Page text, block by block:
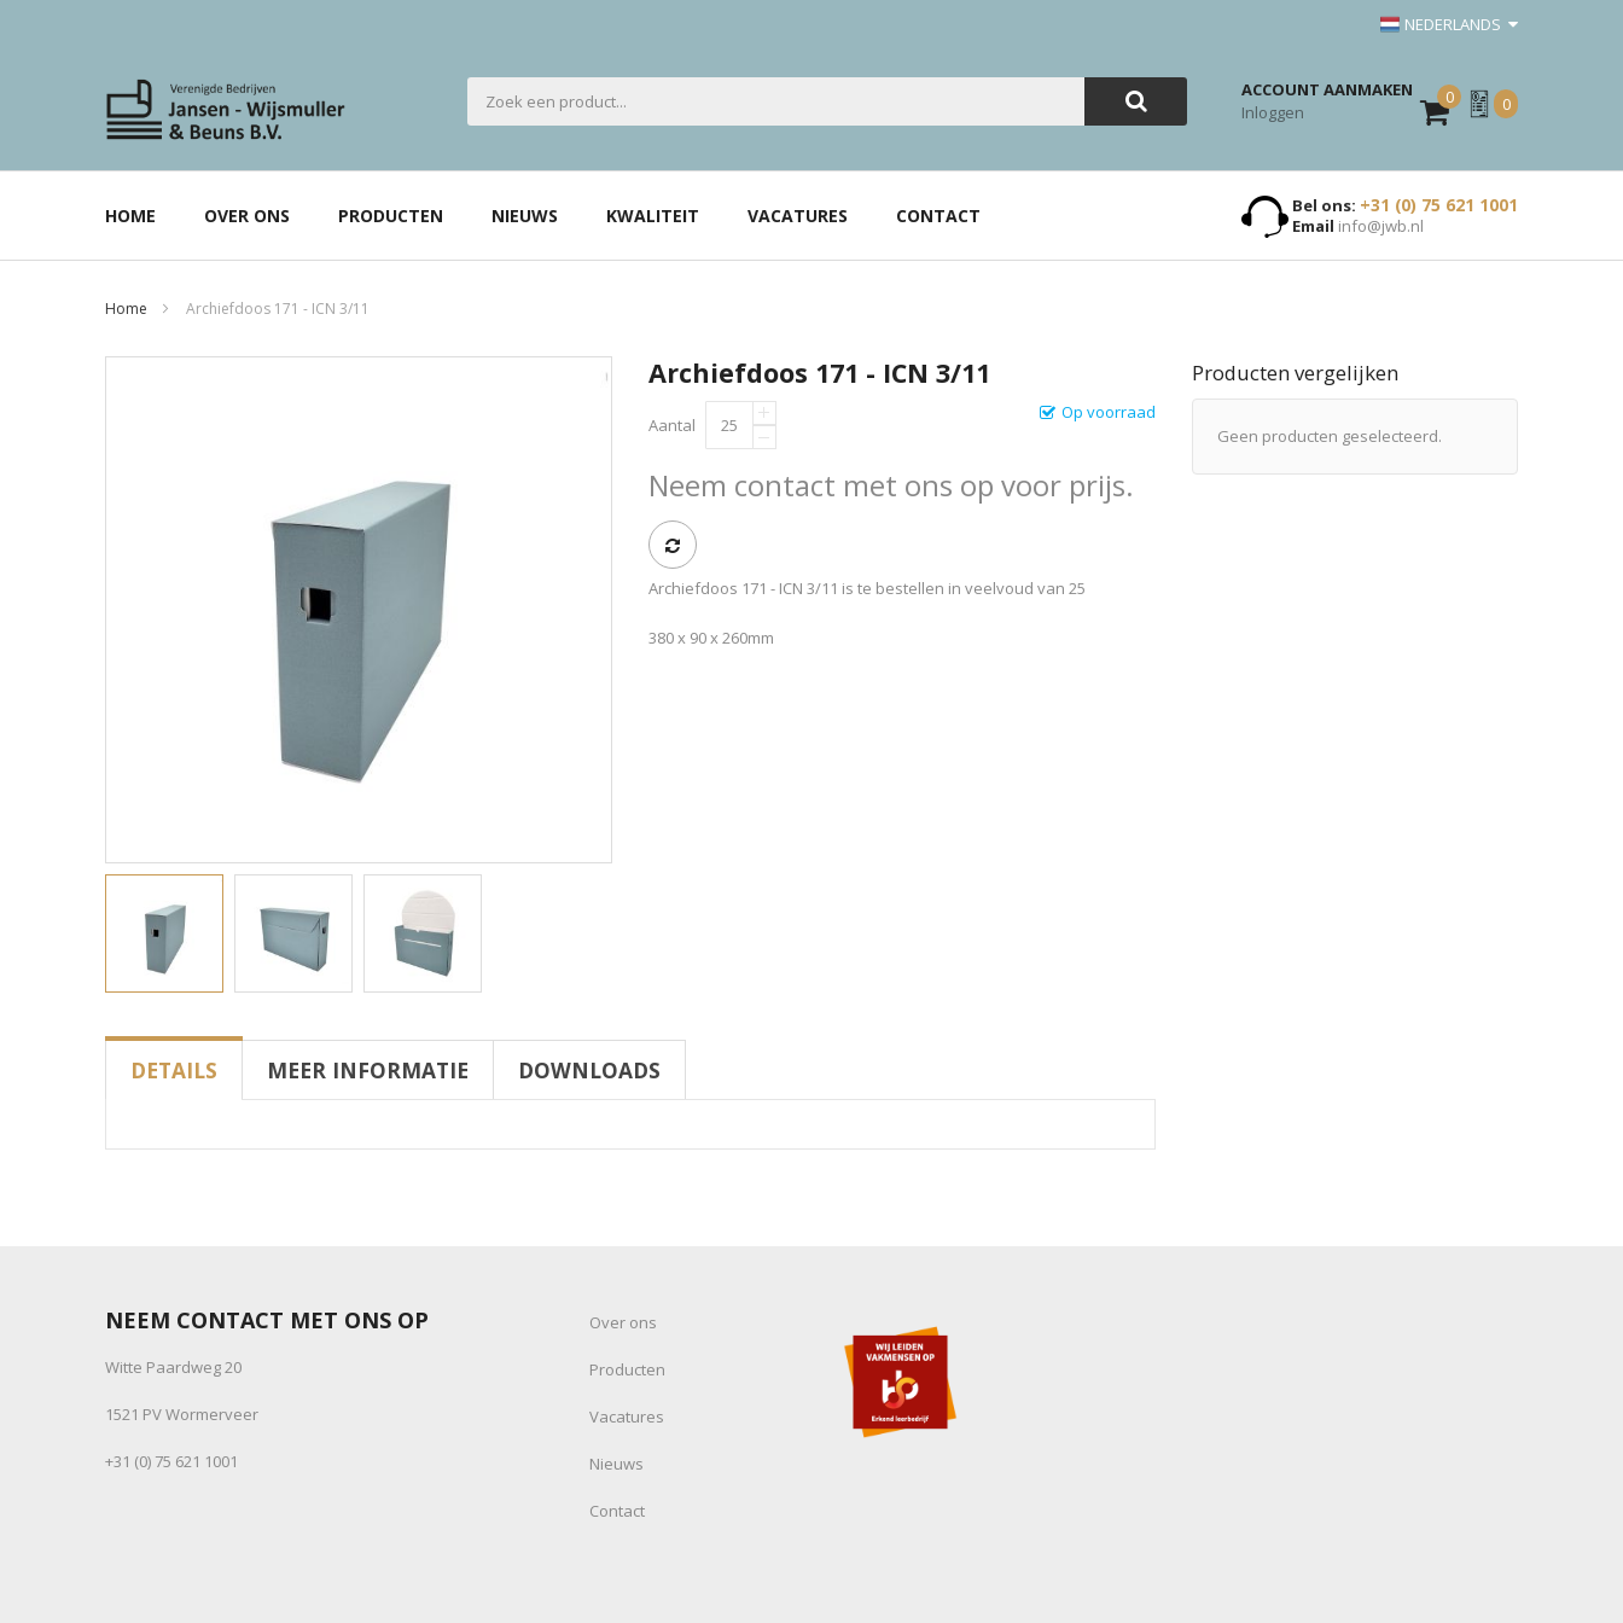
NEDERLANDS
ACCOUNT AANMAKEN
Inloggen
0
Mijn
Offerte
0
HOME OVER ONS PRODUCTEN NIEUWS KWALITEIT VACATURES CONTACT Bel ons: +31 (0) 75 621 1001
Email info@jwb.nl
Home Archiefdoos 171 - ICN 3/11
Archiefdoos 171 - ICN 3/11
Op voorraad
Aantal
Neem contact met ons op voor prijs.
Archiefdoos 171 - ICN 3/11 is te bestellen in veelvoud van 25
380 x 90 x 260mm
DETAILS MEER INFORMATIE DOWNLOADS
Producten vergelijken
Geen producten geselecteerd.
NEEM CONTACT MET ONS OP
Witte Paardweg 20
1521 PV Wormerveer
+31 (0) 75 621 1001
Over ons
Producten
Vacatures
Nieuws
Contact